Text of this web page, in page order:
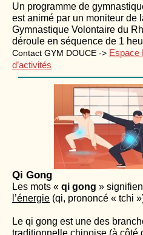
Un programme de
est animé par un moniteur de
Gymnastique Volontaire du
déroule en séquence de 1
Contact GYM DOUCE -> Espace
d’activités
Qi Gong
Les mots « qi gong »
l’énergie (qi, prononcé « tchi
Le qi gong est une des
traditionnelle chinoise (à côté